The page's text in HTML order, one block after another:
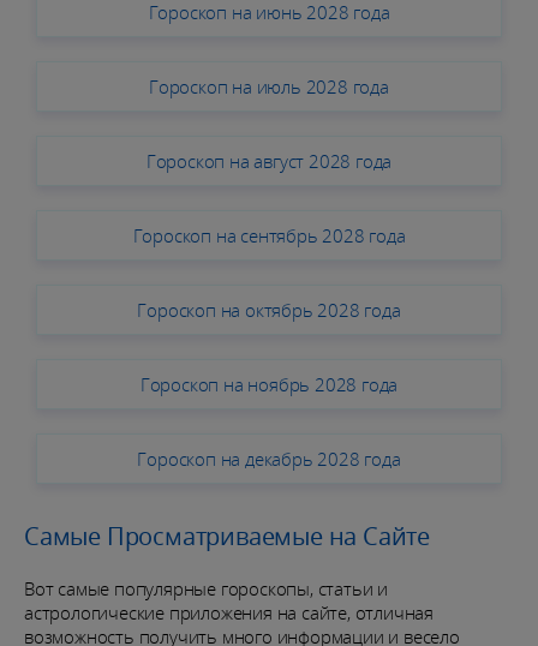
Гороскоп на июнь 2028 года
Гороскоп на июль 2028 года
Гороскоп на август 2028 года
Гороскоп на сентябрь 2028 года
Гороскоп на октябрь 2028 года
Гороскоп на ноябрь 2028 года
Гороскоп на декабрь 2028 года
Самые Просматриваемые на Сайте
Вот самые популярные гороскопы, статьи и
астрологические приложения на сайте, отличная
возможность получить много информации и весело